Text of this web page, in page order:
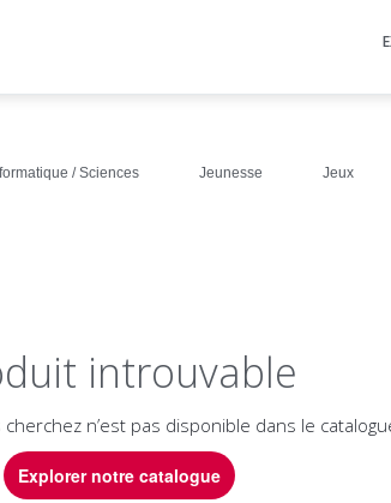
/ Sciences Jeunesse Jeux
introuvable
n’est pas disponible dans le
Explorer notre catalogue